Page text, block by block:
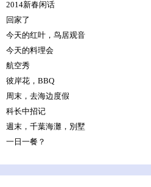
2014新春闲话
回家了
今天的红叶，鸟居观音
今天的料理会
航空秀
彼岸花，BBQ
周末，去海边度假
科长中招记
週末，千葉海灘，別墅
一日一餐？